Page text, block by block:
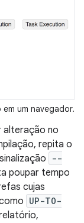
um navegador.
alteração no
repita o
--
poupar tempo
cujas
UP-TO-